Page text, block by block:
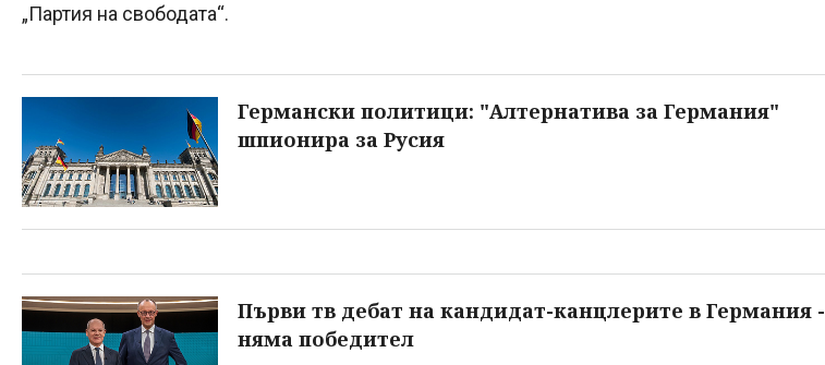
„Партия на свободата“.
Германски политици: "Алтернатива за Германия"
шпионира за Русия
Първи тв дебат на кандидат-канцлерите в Германия -
няма победител